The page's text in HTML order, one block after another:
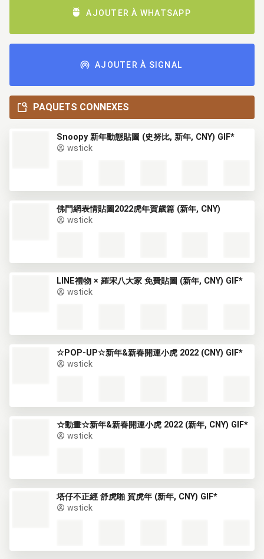
AJOUTER À WHATSAPP
AJOUTER À SIGNAL
PAQUETS CONNEXES
Snoopy 新年動態貼圖 (史努比, 新年, CNY) GIF*
wstick
佛門網表情貼圖2022虎年賀歲篇 (新年, CNY)
wstick
LINE禮物 × 羅宋八大家 免費貼圖 (新年, CNY) GIF*
wstick
☆POP-UP☆新年&新春開運小虎 2022 (CNY) GIF*
wstick
☆動畫☆新年&新春開運小虎 2022 (新年, CNY) GIF*
wstick
塔仔不正經 舒虎啪 賀虎年 (新年, CNY) GIF*
wstick